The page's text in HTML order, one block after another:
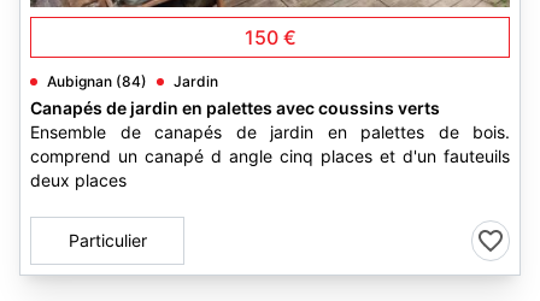
150 €
Aubignan (84) Jardin
Canapés de jardin en palettes avec coussins verts
Ensemble de canapés de jardin en palettes de bois.
comprend un canapé d angle cinq places et d'un fauteuils
deux places
Particulier